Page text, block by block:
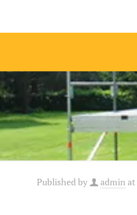
Published by admin at